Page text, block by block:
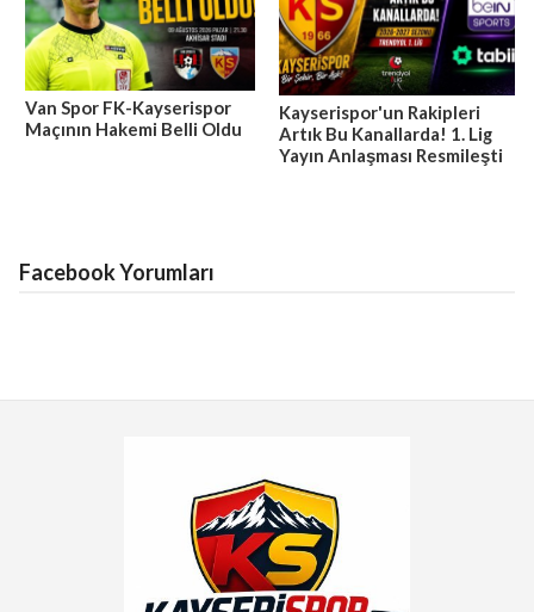
Van Spor FK-Kayserispor
Maçının Hakemi Belli Oldu
Kayserispor'un Rakipleri
Artık Bu Kanallarda! 1. Lig
Yayın Anlaşması Resmileşti
Facebook Yorumları